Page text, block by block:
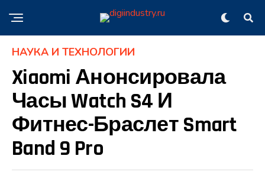
НАУКА И ТЕХНОЛОГИИ
Xiaomi Анонсировала
Часы Watch S4 И
Фитнес-Браслет Smart
Band 9 Pro